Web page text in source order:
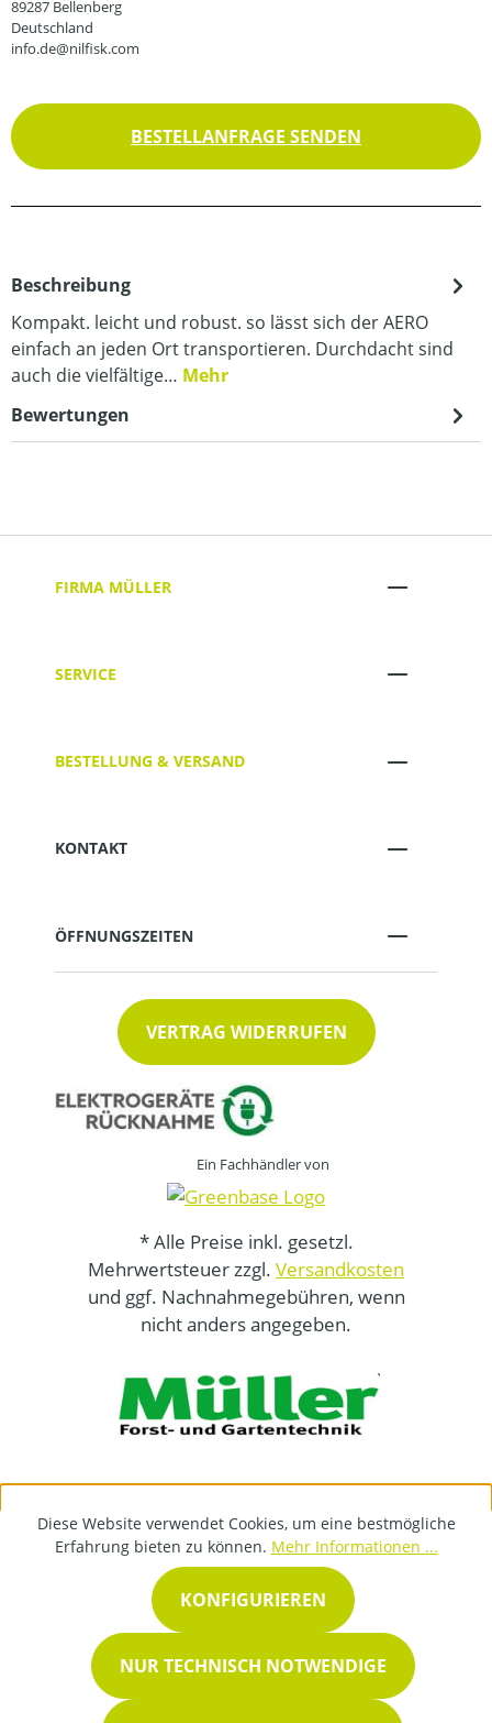
89287 Bellenberg
Deutschland
info.de@nilfisk.com
BESTELLANFRAGE SENDEN
Beschreibung
Kompakt. leicht und robust. so lässt sich der AERO
einfach an jeden Ort transportieren. Durchdacht sind
auch die vielfältige… Mehr
Bewertungen
FIRMA MÜLLER
SERVICE
BESTELLUNG & VERSAND
KONTAKT
ÖFFNUNGSZEITEN
VERTRAG WIDERRUFEN
Ein Fachhändler von
* Alle Preise inkl. gesetzl.
Mehrwertsteuer zzgl. Versandkosten
und ggf. Nachnahmegebühren, wenn
nicht anders angegeben.
Diese Website verwendet Cookies, um eine bestmögliche
Erfahrung bieten zu können. Mehr Informationen ...
NUR TECHNISCH NOTWENDIGE
KONFIGURIEREN